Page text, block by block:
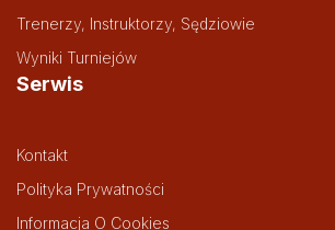
Trenerzy, Instruktorzy, Sędziowie
Wyniki Turniejów
Serwis
Kontakt
Polityka Prywatności
Informacja O Cookies